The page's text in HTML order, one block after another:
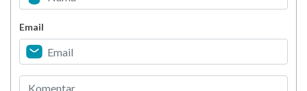
Berani Selesaikan Challenge 6.000 Langkah?
Email